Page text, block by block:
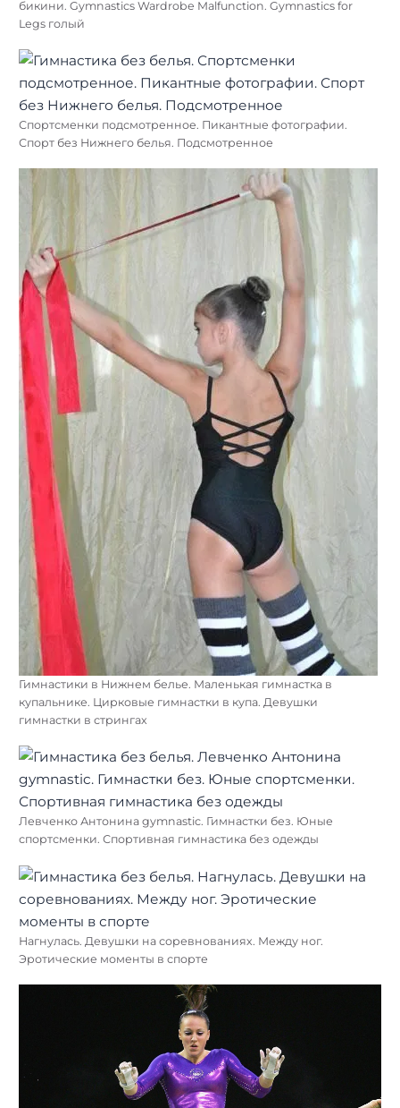
бикини. Gymnastics Wardrobe Malfunction. Gymnastics for
Legs голый
Спортсменки подсмотренное. Пикантные фотографии.
Спорт без Нижнего белья. Подсмотренное
Гимнастики в Нижнем белье. Маленькая гимнастка в
купальнике. Цирковые гимнастки в купа. Девушки
гимнастки в стрингах
Левченко Антонина gymnastic. Гимнастки без. Юные
спортсменки. Спортивная гимнастика без одежды
Нагнулась. Девушки на соревнованиях. Между ног.
Эротические моменты в спорте